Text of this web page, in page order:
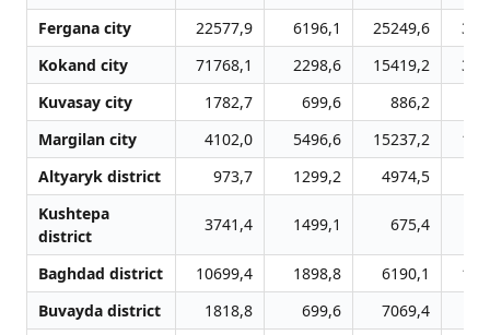
Fergana city
22577,9 6196,1 25249,6
Kokand city
71768,1 2298,6 15419,2
Kuvasay city
1782,7 699,6 886,2
Margilan city
4102,0 5496,6 15237,2
Altyaryk district
973,7 1299,2 4974,5
Kushtepa
district
3741,4 1499,1 675,4
Baghdad district 10699,4 1898,8 6190,1
Buvayda district
1818,8 699,6 7069,4